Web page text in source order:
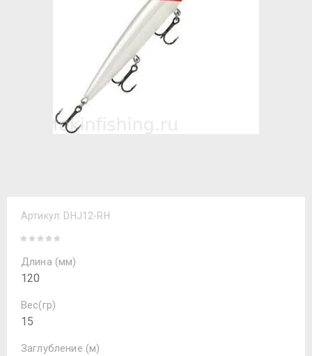
Артикул: DHJ12-RH
Длина (мм)
120
Вес(гр)
15
Заглубление (м)